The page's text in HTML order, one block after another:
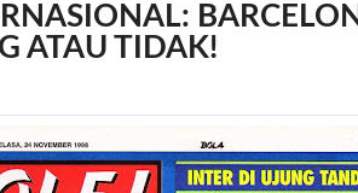
ATAU TIDAK!